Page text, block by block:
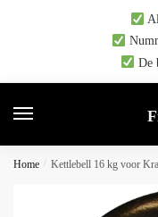
De
Home / Kettlebell 16 kg voor